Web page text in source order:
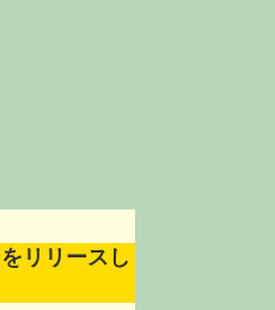
リリースし